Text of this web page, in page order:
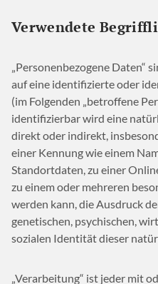
Verwendete
„Personenbezogene Daten“
auf eine identifizierte oder
(im Folgenden „betroffene
identifizierbar wird eine
direkt oder indirekt,
einer Kennung wie einem
Standortdaten, zu einer
zu einem oder mehreren
werden kann, die Ausdruck
genetischen, psychischen,
sozialen Identität dieser
„Verarbeitung“ ist jeder mit